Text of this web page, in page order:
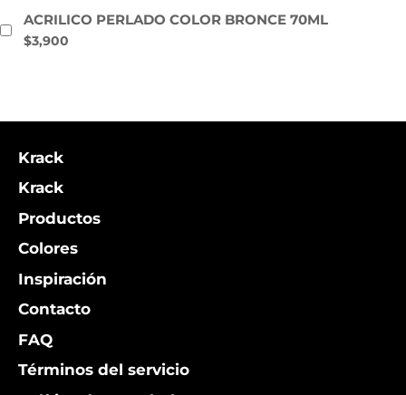
ACRILICO PERLADO COLOR BRONCE 70ML
$3,900
Krack
Krack
Productos
Colores
Inspiración
Contacto
FAQ
Términos del servicio